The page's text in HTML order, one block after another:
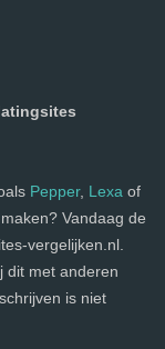
Pepper, Lexa of
Vandaag de
vergelijken.nl.
dit met anderen
is niet